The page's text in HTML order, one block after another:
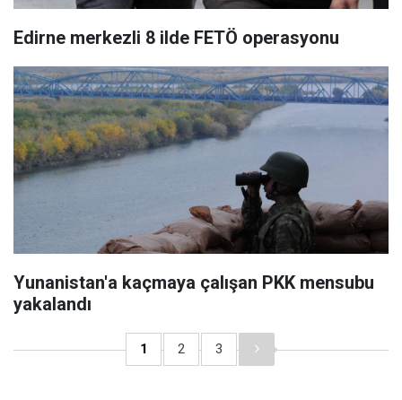
Edirne merkezli 8 ilde FETÖ operasyonu
Yunanistan'a kaçmaya çalışan PKK mensubu
yakalandı
1 2 3